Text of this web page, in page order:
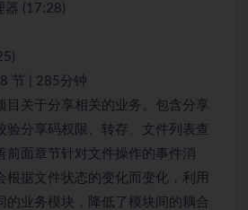
器 (17:28)
节 | 285分钟
目关于分享相关的业务。包含分享
验分享码权限、转存、文件列表查
前面章节针对文件操作的事件消
根据文件状态的变化而变化，利用
的业务模块，降低了模块间的耦合